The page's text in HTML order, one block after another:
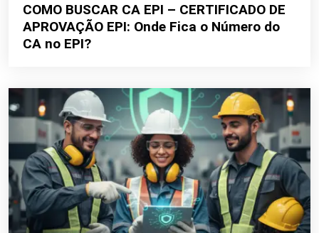
COMO BUSCAR CA EPI – CERTIFICADO DE
APROVAÇÃO EPI: Onde Fica o Número do
CA no EPI?